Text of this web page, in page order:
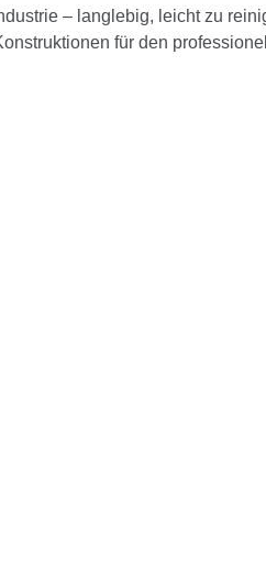
– langlebig, leicht zu
für den